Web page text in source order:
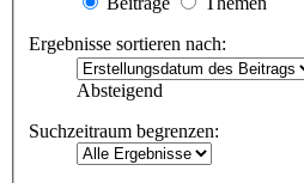
Ergebnisse sortieren nach:
Absteigend
Suchzeitraum begrenzen: